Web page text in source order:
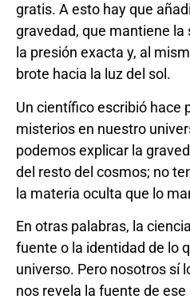
gratis. A esto hay que
gravedad, que mantiene la
la presión exacta y, al
brote hacia la luz del sol.
Un científico escribió hace
misterios en nuestro
podemos explicar la
del resto del cosmos; no
la materia oculta que lo
En otras palabras, la
fuente o la identidad de lo
universo. Pero nosotros sí
nos revela la fuente de